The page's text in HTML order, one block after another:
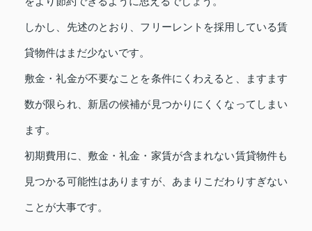
しかし、先述のとおり、フリーレントを採用している賃
貸物件はまだ少ないです。
敷金・礼金が不要なことを条件にくわえると、ますます
数が限られ、新居の候補が見つかりにくくなってしまい
ます。
初期費用に、敷金・礼金・家賃が含まれない賃貸物件も
見つかる可能性はありますが、あまりこだわりすぎない
ことが大事です。